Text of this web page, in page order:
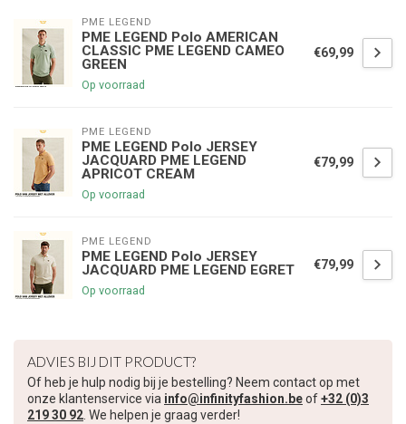
PME LEGEND
PME LEGEND Polo AMERICAN
CLASSIC PME LEGEND CAMEO
GREEN
Op voorraad
€69,99
PME LEGEND
PME LEGEND Polo JERSEY
JACQUARD PME LEGEND
APRICOT CREAM
Op voorraad
€79,99
PME LEGEND
PME LEGEND Polo JERSEY
JACQUARD PME LEGEND EGRET
Op voorraad
€79,99
ADVIES BIJ DIT PRODUCT?
Of heb je hulp nodig bij je bestelling? Neem contact op met
onze klantenservice via info@infinityfashion.beof+32 (0)3
219 30 92. We helpen je graag verder!